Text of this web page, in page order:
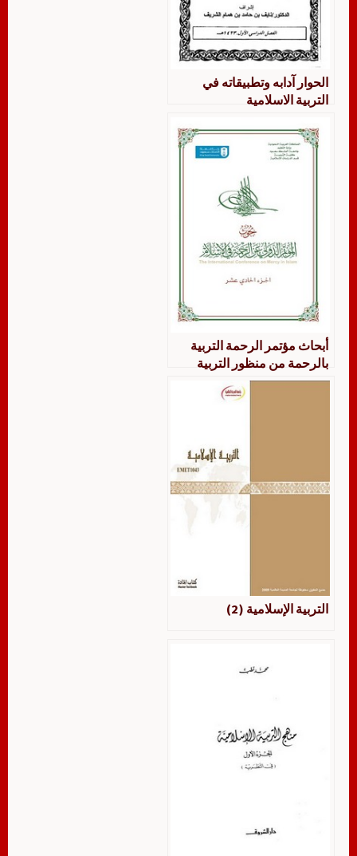
الحوار آدابه وتطبيقاته في
التربية الاسلامية
أبحاث مؤتمر الرحمة التربية
بالرحمة من منظور التربية
الإسلامية
التربية الإسلامية (2)